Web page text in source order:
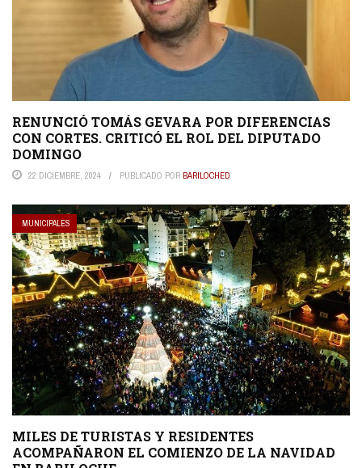
RENUNCIÓ TOMÁS GEVARA POR DIFERENCIAS
CON CORTES. CRITICÓ EL ROL DEL DIPUTADO
DOMINGO
22 DICIEMBRE, 2024 PUBLICADO POR BARILOCHED
MUNICIPALES
MILES DE TURISTAS Y RESIDENTES
ACOMPAÑARON EL COMIENZO DE LA NAVIDAD